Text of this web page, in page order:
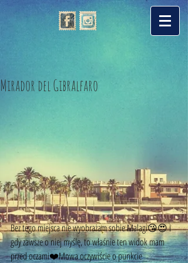
Mirador del Gibralfaro
Bez tego miejsca nie wyobrażam sobie Malagi😘😍 i
gdy zawsze o niej myślę, to właśnie ten widok mam
przed oczami❤️Mowa oczywiście o punkcie